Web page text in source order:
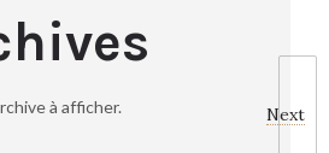
Next
à afficher.